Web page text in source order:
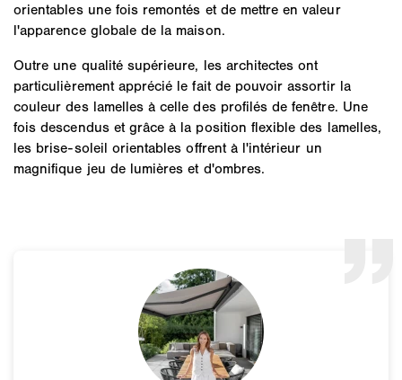
orientables une fois remontés et de mettre en valeur
l'apparence globale de la maison.
Outre une qualité supérieure, les architectes ont
particulièrement apprécié le fait de pouvoir assortir la
couleur des lamelles à celle des profilés de fenêtre. Une
fois descendus et grâce à la position flexible des lamelles,
les brise-soleil orientables offrent à l'intérieur un
magnifique jeu de lumières et d'ombres.